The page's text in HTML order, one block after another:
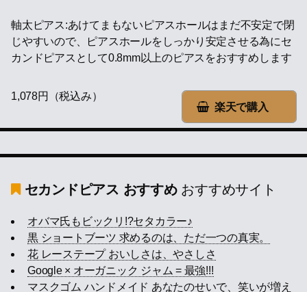
軸太ピアス:あけてまもないピアスホールはまだ不安定で閉
じやすいので、ピアスホールをしっかり安定させる為にセ
カンドピアスとして0.8mm以上のピアスをおすすめします
楽天で購入
1,078円（税込み）
セカンドピアス おすすめおすすめサイト
オバマ氏もビックリ!?セタカラー♪
黒 ショートブーツ 求めるのは、ただ一つの真実。
花 レーステープ おいしさは、やさしさ
Google × オーガニック ジャム = 最強!!!
マスクゴム ハンドメイド あなたのせいで、笑いが増え